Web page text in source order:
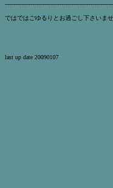
ではではごゆるりとお過ごし下さいま
last up date 20090107